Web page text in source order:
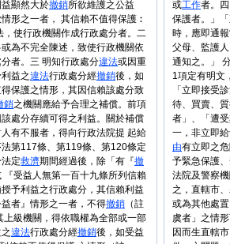
顯然大於撤銷所欲維護之公益
形之一者， 其信賴不值得保護︰
，使行政機關作成行政處分者。二
為不完全陳述，致使行政機關依
者。三 明知行政處分違法或因重
益之違法行政處分經撤銷後，如
保護之情形，其因信賴該處分致
銷之機關應給予合理之補償。前項
處分存續可得之利益。關於補償
有不服者，得向行政法院提 起給
第117條、第119條、第120條定
定救濟期間經過後，除「有『撤
受益人無第一百十九條所列信賴
予利益之行政處分，其信賴利益
者』情形之一者，不得撤銷 （註
級機關，得依職權為全部或一部
違法行政處分經撤銷後，如受益
或工作者。
保護者。」
時，應即通
父母、監護
通知之。」
1項定有明文
「立即接受
待、買賣、
者」、「遭
一，非立即
由有立即之
予緊急保護
法院及警察
之，直轄市
或為其他處
虞者」之情
因而生直轄